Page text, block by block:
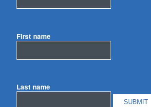
First name
Last name